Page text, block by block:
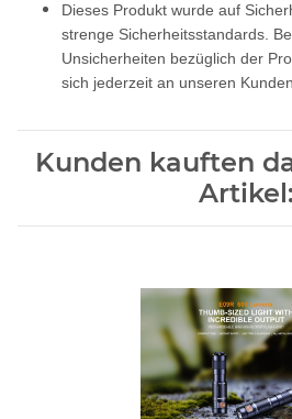
Dieses Produkt wurde auf
strenge Sicherheitsstandards.
Unsicherheiten bezüglich der
sich jederzeit an unseren
Kunden kauften
Artikel: